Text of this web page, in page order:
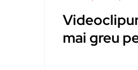
mai greu